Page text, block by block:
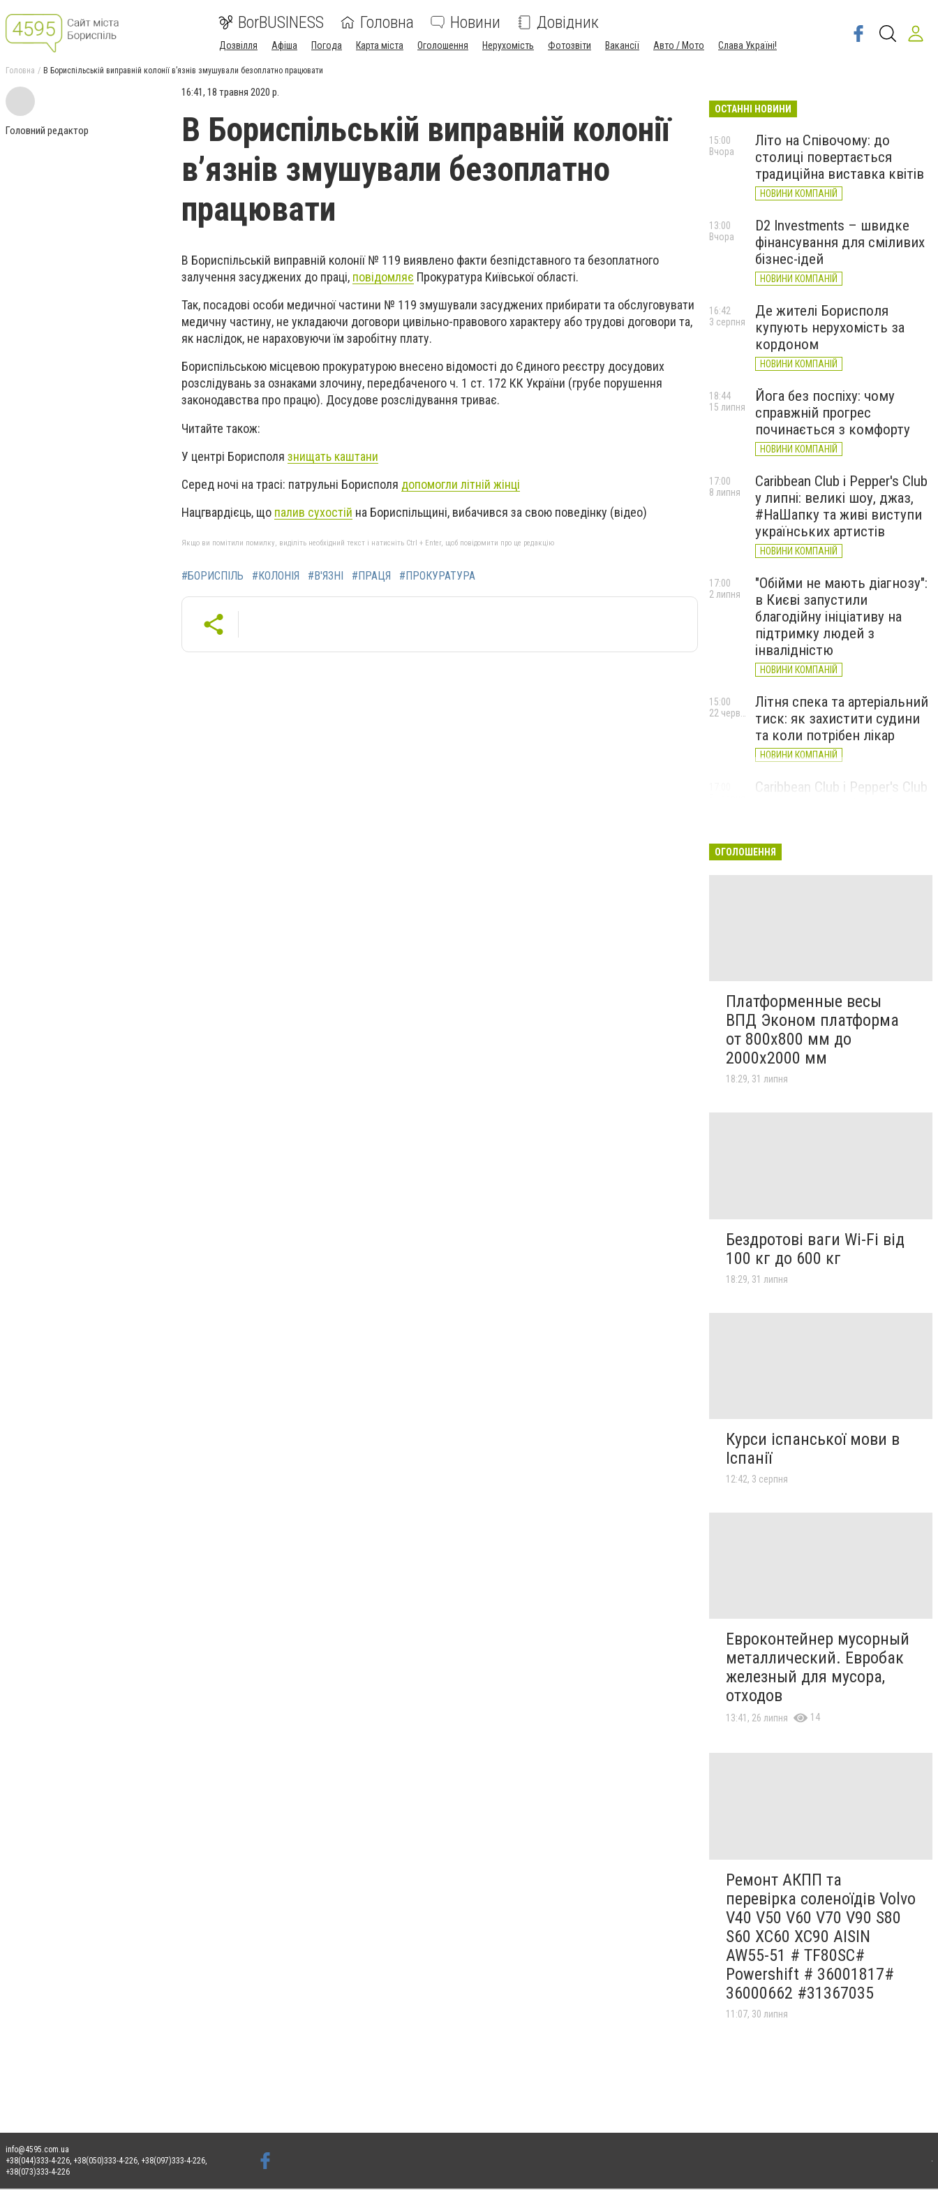
BorBUSINESS Головна Новини Довідник
Дозвілля Афіша Погода Карта міста Оголошення Нерухомість Фотозвіти Вакансії Авто / Мото Слава Україні!
Головна В Бориспільській виправній колонії в’язнів змушували безоплатно працювати
Головний редактор
16:41, 18 травня 2020 р.
В Бориспільській виправній колонії
в’язнів змушували безоплатно
працювати
В Бориспільській виправній колонії № 119 виявлено факти безпідставного та безоплатного
залучення засуджених до праці, повідомляє Прокуратура Київської області.
Так, посадові особи медичної частини № 119 змушували засуджених прибирати та обслуговувати
медичну частину, не укладаючи договори цивільно-правового характеру або трудові договори та,
як наслідок, не нараховуючи їм заробітну плату.
Бориспільською місцевою прокуратурою внесено відомості до Єдиного реєстру досудових
розслідувань за ознаками злочину, передбаченого ч. 1 ст. 172 КК України (грубе порушення
законодавства про працю). Досудове розслідування триває.
Читайте також:
У центрі Борисполя знищать каштани
Серед ночі на трасі: патрульні Борисполя допомогли літній жінці
Нацгвардієць, що палив сухостій на Бориспільщині, вибачився за свою поведінку (відео)
Якщо ви помітили помилку, виділіть необхідний текст і натисніть Ctrl + Enter, щоб повідомити про це редакцію
#БОРИСПІЛЬ #КОЛОНІЯ #В'ЯЗНІ #ПРАЦЯ #ПРОКУРАТУРА
ОСТАННІ НОВИНИ
Літо на Співочому: до
столиці повертається
традиційна виставка квітів
НОВИНИ КОМПАНІЙ
15:00
Вчора
D2 Investments – швидке
фінансування для сміливих
бізнес-ідей
НОВИНИ КОМПАНІЙ
13:00
Вчора
Де жителі Борисполя
купують нерухомість за
кордоном
НОВИНИ КОМПАНІЙ
16:42
3 серпня
Йога без поспіху: чому
справжній прогрес
починається з комфорту
НОВИНИ КОМПАНІЙ
18:44
15 липня
Caribbean Club і Pepper's Club
у липні: великі шоу, джаз,
#НаШапку та живі виступи
українських артистів
НОВИНИ КОМПАНІЙ
17:00
8 липня
"Обійми не мають діагнозу":
в Києві запустили
благодійну ініціативу на
підтримку людей з
інвалідністю
НОВИНИ КОМПАНІЙ
17:00
2 липня
Літня спека та артеріальний
тиск: як захистити судини
та коли потрібен лікар
НОВИНИ КОМПАНІЙ
15:00
Caribbean Club і Pepper's Club
НОВИНИ КОМПАНІЙ
ОГОЛОШЕННЯ
Платформенные весы
ВПД Эконом платформа
от 800х800 мм до
2000х2000 мм
18:29, 31 липня
Бездротові ваги Wi-Fi від
100 кг до 600 кг
18:29, 31 липня
Курси іспанської мови в
Іспанії
12:42, 3 серпня
Евроконтейнер мусорный
металлический. Евробак
железный для мусора,
отходов
13:41, 26 липня 14
Ремонт АКПП та
перевірка соленоїдів Volvo
V40 V50 V60 V70 V90 S80
S60 XC60 XC90 AISIN
AW55-51 # TF80SC#
Powershift # 36001817#
36000662 #31367035
11:07, 30 липня
info@4595.com.ua
+38(044)333-4-226, +38(050)333-4-226, +38(097)333-4-226,
+38(073)333-4-226